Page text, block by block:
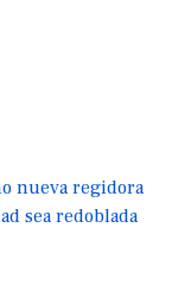
nueva regidora
sea redoblada